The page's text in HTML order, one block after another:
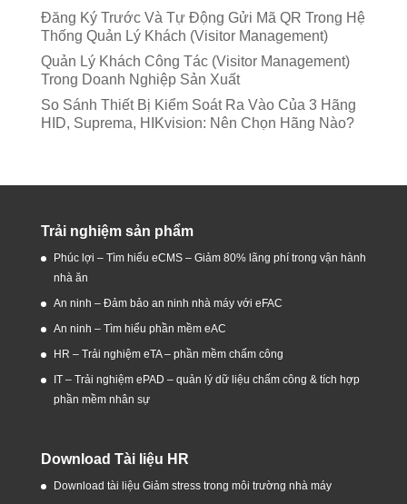
Đăng Ký Trước Và Tự Động Gửi Mã QR Trong Hệ
Thống Quản Lý Khách (Visitor Management)
Quản Lý Khách Công Tác (Visitor Management)
Trong Doanh Nghiệp Sản Xuất
So Sánh Thiết Bị Kiểm Soát Ra Vào Của 3 Hãng
HID, Suprema, HIKvision: Nên Chọn Hãng Nào?
Trải nghiệm sản phẩm
Phúc lợi – Tìm hiểu eCMS – Giảm 80% lãng phí trong vận hành
nhà ăn
An ninh – Đảm bảo an ninh nhà máy với eFAC
An ninh – Tìm hiểu phần mềm eAC
HR – Trải nghiệm eTA – phần mềm chấm công
IT – Trải nghiệm ePAD – quản lý dữ liệu chấm công & tích hợp
phần mềm nhân sự
Download Tài liệu HR
Download tài liệu Giảm stress trong môi trường nhà máy